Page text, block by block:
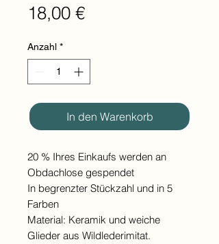
18,00 €Preis
Anzahl *
In den Warenkorb
20 % Ihres Einkaufs werden an
Obdachlose gespendet
In begrenzter Stückzahl und in 5
Farben
Material: Keramik und weiche
Glieder aus Wildlederimitat.